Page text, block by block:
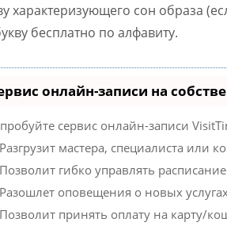
характеризующего сон образа
бесплатно по алфавиту.
онлайн-записи на
сервис онлайн-записи
мастера, специалиста или
гибко управлять
оповещения о новых
принять оплату на карту/